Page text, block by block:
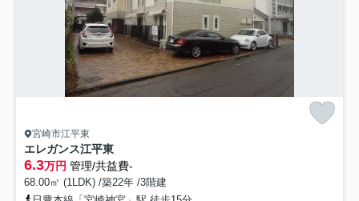
宮崎市江平東
エレガンス江平東
6.3万円 管理/共益費-
68.00㎡ (1LDK) /築22年 /3階建